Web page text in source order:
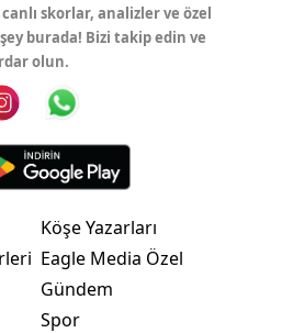
skorlar, analizler ve özel
burada! Bizi takip edin ve
olun.
Köşe Yazarları
Eagle Media Özel
Gündem
Spor